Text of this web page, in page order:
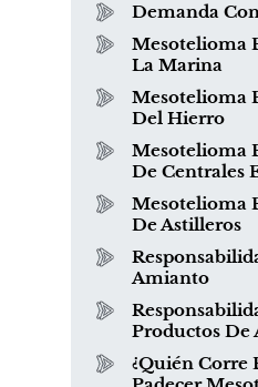
Demanda
Mesotelioma
La Marina
Mesotelioma
Del Hierro
Mesotelioma
De Centrales
Mesotelioma
De Astilleros
Amianto
Productos De
¿Quién Corre